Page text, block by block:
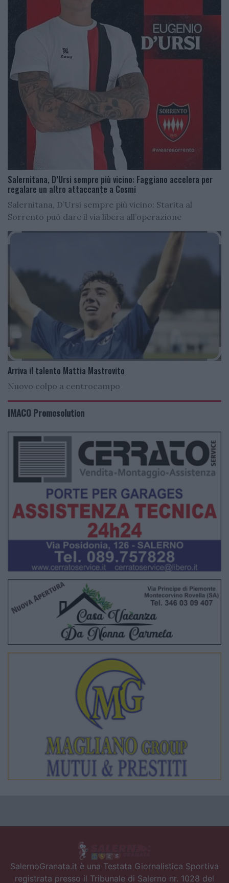
Salernitana, D’Ursi sempre più vicino: Faggiano accelera per
regalare un altro attaccante a Cosmi
Salernitana, D’Ursi sempre più vicino: Starita al
Sorrento può dare il via libera all’operazione
Arriva il talento Mattia Mastrovito
Nuovo colpo a centrocampo
IMACO Promosolution
SalernoGranata.it è una Testata Giornalistica Sportiva
registrata presso il Tribunale di Salerno nr. 1028 del